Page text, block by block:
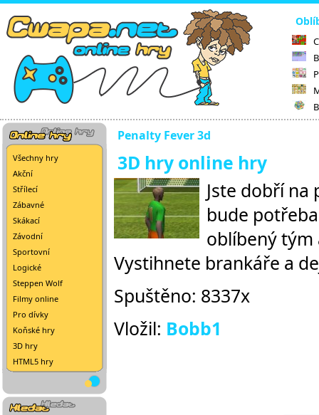
Všechny hry
Akční
Střílecí
Zábavné
Skákací
Závodní
Sportovní
Logické
Steppen Wolf
Filmy online
Pro dívky
Koňské hry
3D hry
HTML5 hry
Penalty Fever 3d
3D hry online hry
Jste dobří
bude
oblíbený tým
Vystihnete brankáře a
Spuštěno: 8337x
Vložil: Bobb1